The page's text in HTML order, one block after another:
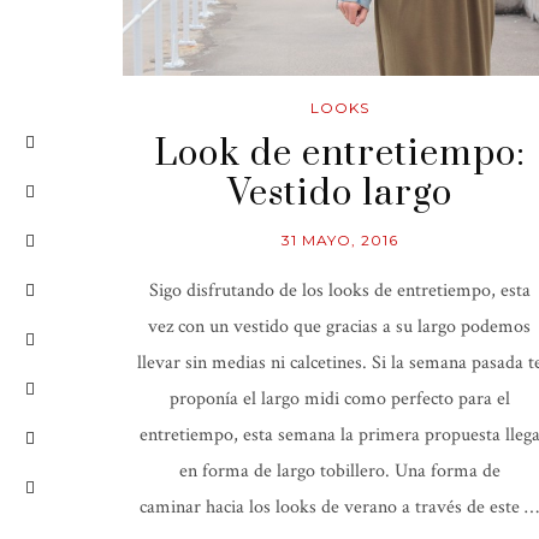
LOOKS
Look de entretiempo:
Vestido largo
31 MAYO, 2016
Sigo disfrutando de los looks de entretiempo, esta
vez con un vestido que gracias a su largo podemos
llevar sin medias ni calcetines. Si la semana pasada
proponía el largo midi como perfecto para el
entretiempo, esta semana la primera propuesta llega
en forma de largo tobillero. Una forma de
caminar hacia los looks de verano a través de este …